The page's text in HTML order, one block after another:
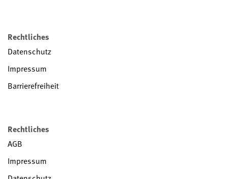
Rechtliches
Datenschutz
Impressum
Barrierefreiheit
Rechtliches
AGB
Impressum